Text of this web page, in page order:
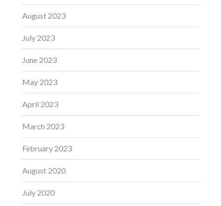
August 2023
July 2023
June 2023
May 2023
April 2023
March 2023
February 2023
August 2020
July 2020